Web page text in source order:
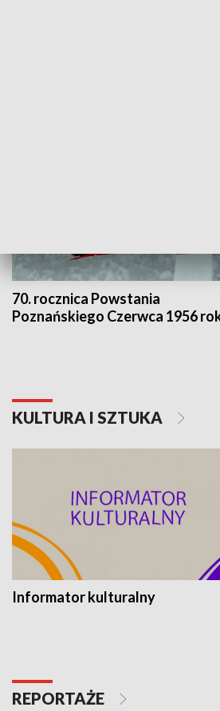
70. rocznica Powstania
Poznańskiego Czerwca 1956
KULTURA I SZTUKA
Informator kulturalny
REPORTAŻE